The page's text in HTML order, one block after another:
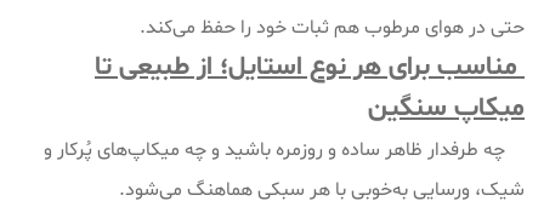
حتی در هوای مرطوب هم ثبات خود را حفظ می‌کند.
مناسب برای هر نوع استایل؛ از طبیعی تا
میکاپ سنگین
چه طرفدار ظاهر ساده و روزمره باشید و چه میکاپ‌های پُرکار و
شیک، ورسایی به‌خوبی با هر سبکی هماهنگ می‌شود.